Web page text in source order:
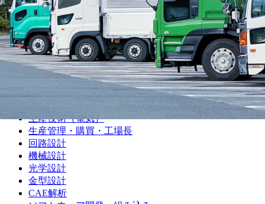
組み立て・製造オペレーター
プラントオペレーター
食品・飲料・医薬品製造オペレーター
サービスエンジニア・フィールドエンジニア
シーケンス制御（PLC・シーケンス・ラダー）
品質管理・品質保証
設備保全（機械）
設備保全（電気）
生産技術（機械）
生産技術（電気）
生産管理・購買・工場長
回路設計
機械設計
光学設計
金型設計
CAE解析